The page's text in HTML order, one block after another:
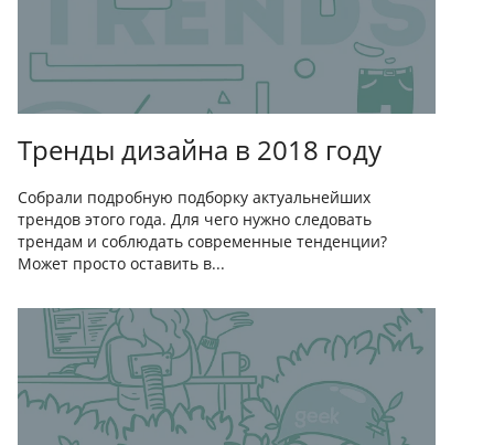
Тренды дизайна в 2018 году
Собрали подробную подборку актуальнейших
трендов этого года. Для чего нужно следовать
трендам и соблюдать современные тенденции?
Может просто оставить в...